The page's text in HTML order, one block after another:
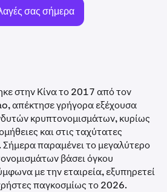
σας σήμερα
στην Κίνα το 2017 από τον
απέκτησε γρήγορα εξέχουσα
κρυπτονομισμάτων, κυρίως
και στις ταχύτατες
παραμένει το μεγαλύτερο
βάσει όγκου
με την εταιρεία, εξυπηρετεί
παγκοσμίως το 2026.